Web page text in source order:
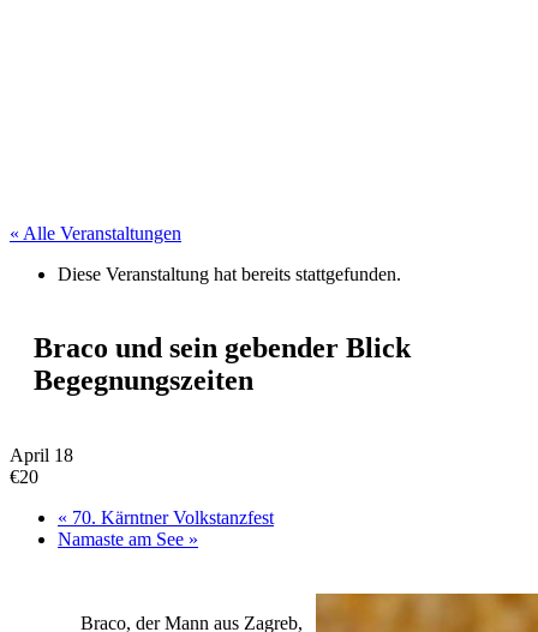
« Alle Veranstaltungen
Diese Veranstaltung hat bereits stattgefunden.
Braco und sein gebender Blick
Begegnungszeiten
April 18
€20
« 70. Kärntner Volkstanzfest
Namaste am See »
Braco, der Mann aus Zagreb,